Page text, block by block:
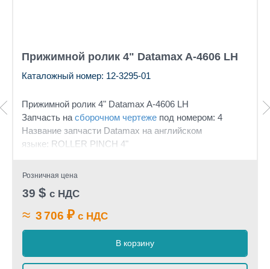
Прижимной ролик 4" Datamax A-4606 LH
Каталожный номер: 12-3295-01
Прижимной ролик 4" Datamax A-4606 LH
Запчасть на сборочном чертеже под номером: 4
Название запчасти Datamax на английском
языке: ROLLER PINCH 4"
Розничная цена
39 $ с НДС
≈ 3 706 ₽ с НДС
В корзину